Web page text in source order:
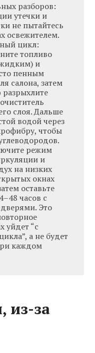
разборов:
утечки и
не пытайтесь
освежителем.
цикл:
топливо
и
пенным
салона, затем
слоя. Дальше
водой через
чтобы
режим
и
на низких
окнах
оставьте
часов с
Это
уйдет “с
а не будет
каждом
из-за